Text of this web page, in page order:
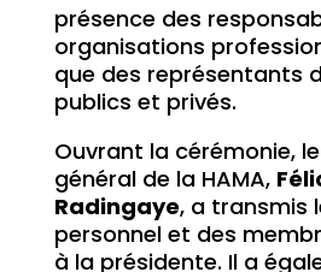
présence des
organisations
que des représentants
publics et privés.
Ouvrant la cérémonie,
général de la HAMA,
Radingaye, a transmis
personnel et des
à la présidente. Il a